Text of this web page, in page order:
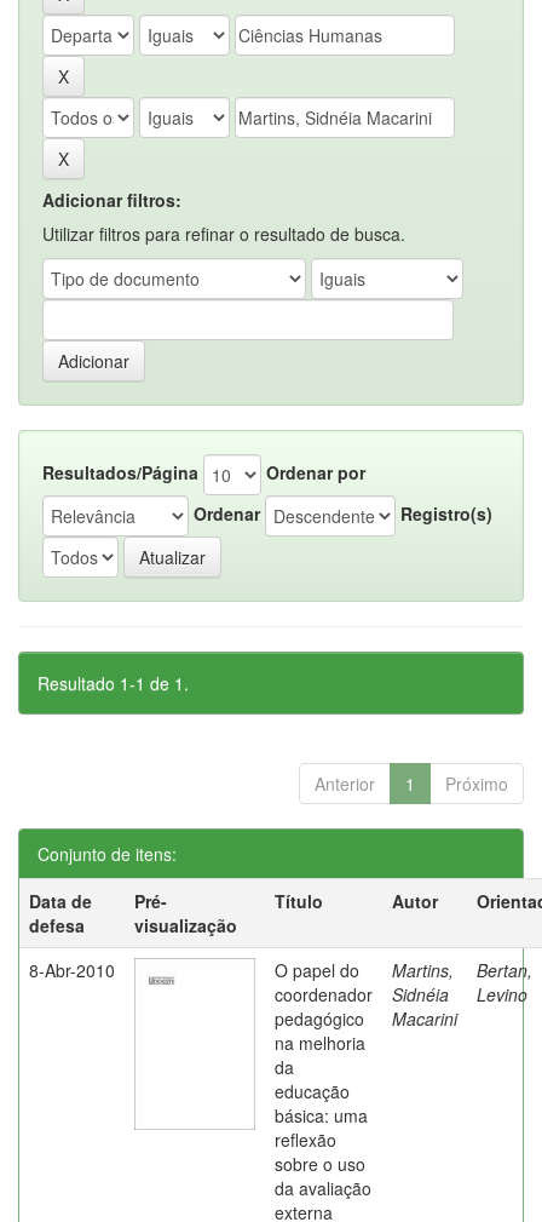
Adicionar filtros:
Utilizar filtros para refinar o resultado de busca.
Resultados/Página
Ordenar por
Ordenar
Registro(s)
Resultado 1-1 de 1.
Anterior 1 Próximo
Conjunto de itens:
Data de
defesa
Pré-
visualização
Título Autor
8-Abr-2010
O papel do
coordenador
pedagógico
na melhoria
da
educação
básica: uma
reflexão
sobre o uso
da avaliação
externa
Martins,
Sidnéia
Macarini
Bertan,
Levino